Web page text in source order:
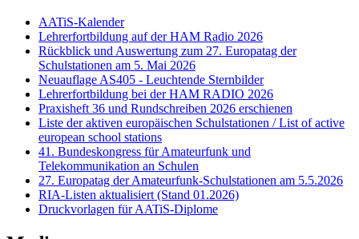
AATiS-Kalender
Lehrerfortbildung auf der HAM Radio 2026
Rückblick und Auswertung zum 27. Europatag der
Schulstationen am 5. Mai 2026
Neuauflage AS405 - Leuchtende Sternbilder
Lehrerfortbildung bei der HAM RADIO 2026
Praxisheft 36 und Rundschreiben 2026 erschienen
Liste der aktiven europäischen Schulstationen / List of active
european school stations
41. Bundeskongress für Amateurfunk und
Telekommunikation an Schulen
27. Europatag der Amateurfunk-Schulstationen am 5.5.2026
RIA-Listen aktualisiert (Stand 01.2026)
Druckvorlagen für AATiS-Diplome